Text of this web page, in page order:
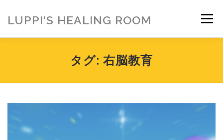
ッ
LUPPI'S HEALING ROOM メニュー
ご挨拶 MENU お客様の声
アメブロ
タグ: 右脳教育